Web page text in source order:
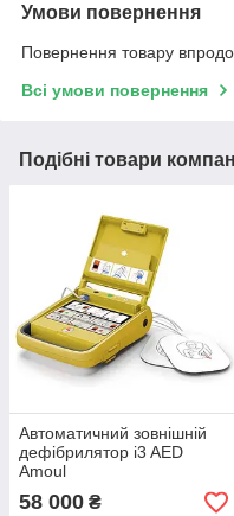
Умови повернення
Повернення товару
Всі умови повернення
Подібні товари
Автоматичний зовнішній
дефібрилятор i3 AED
Amoul
58 000 ₴